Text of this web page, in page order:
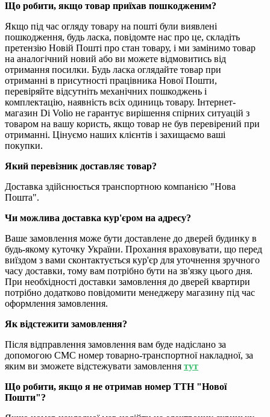
Що робити, якщо товар приїхав пошкодженим?
Якщо під час огляду товару на пошті були виявлені
пошкодження, будь ласка, повідомте нас про це, складіть
претензію Новій Пошті про стан товару, і ми замінимо товар
на аналогічний новий або ви можете відмовитись від
отримання посилки. Будь ласка оглядайте товар при
отриманні в присутності працівника Нової Пошти,
перевіряйте відсутніть механічних пошкоджень і
комплектацію, наявність всіх одиниць товару. Інтернет-
магазин Di Volio не гарантує вирішення спірних ситуацій з
товаром на вашу користь, якщо товар не був перевірений при
отриманні. Цінуємо наших клієнтів і захищаємо ваші
покупки.
Який перевізник доставляє товар?
Доставка здійснюється транспортною компанією "Нова
Пошта".
Чи можлива доставка кур'єром на адресу?
Ваше замовлення може бути доставлене до дверей будинку в
будь-якому куточку України. Прохання враховувати, що перед
виїздом з вами сконтактується кур'єр для уточнення зручного
часу доставки, тому вам потрібно бути на зв'язку цього дня.
При необхідності доставки замовлення до дверей квартири
потрібно додатково повідомити менеджеру магазину під час
оформлення замовлення.
Як відстежити замовлення?
Після відправлення замовлення вам буде надіслано за
допомогою СМС номер товарно-транспортної накладної, за
яким ви зможете відстежувати замовлення тут
Що робити, якщо я не отримав номер ТТН "Нової
Пошти"?